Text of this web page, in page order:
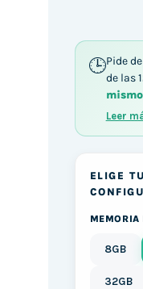
Pide
de las
Leer
ELIGE TU
MEMORIA
8GB
32GB